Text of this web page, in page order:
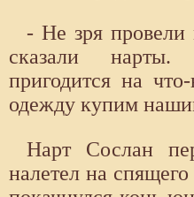
- Не зря
сказали
пригодится на
одежду купим
Нарт Сослан
налетел на